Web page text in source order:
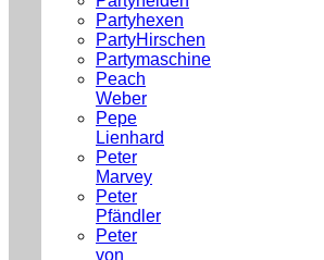
Partyhexen
PartyHirschen
Partymaschine
Peach
Weber
Pepe
Lienhard
Peter
Marvey
Peter
Pfändler
Peter
von